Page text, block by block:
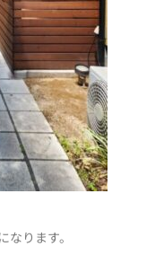
ります。